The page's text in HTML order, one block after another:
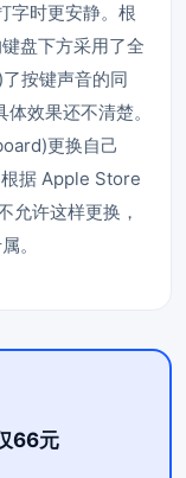
字时更安静。根
盘下方采用了全
按键声音的同
效果还不清楚。
更换自己
据 Apple Store
允许这样更换，
。
66元